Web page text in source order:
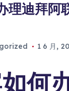
理迪拜阿
1 6 月,
何